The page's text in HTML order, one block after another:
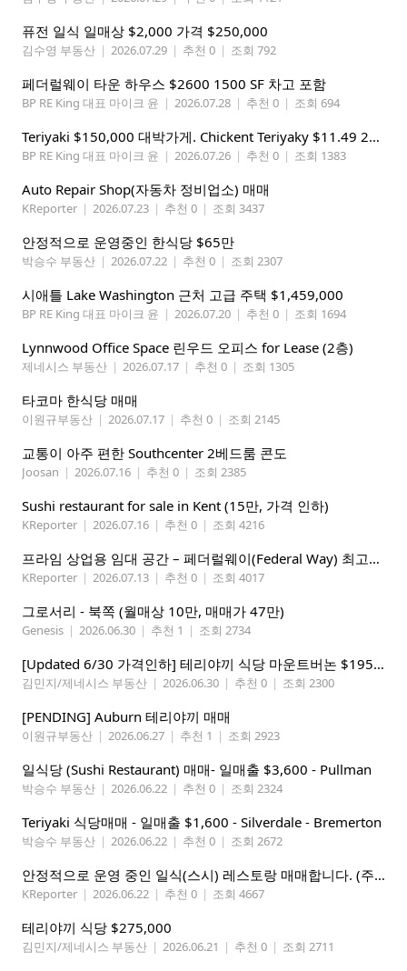
퓨전 일식 일매상 $2,000 가격 $250,000
김수영 부동산 | 2026.07.29 | 추천 0 | 조회 792
페더럴웨이 타운 하우스 $2600 1500 SF 차고 포함
BP RE King 대표 마이크 윤 | 2026.07.28 | 추천 0 | 조회 694
Teriyaki $150,000 대박가게. Chickent Teriyaky $11.49 25 Min from Lynnwood
BP RE King 대표 마이크 윤 | 2026.07.26 | 추천 0 | 조회 1383
Auto Repair Shop(자동차 정비업소) 매매
KReporter | 2026.07.23 | 추천 0 | 조회 3437
안정적으로 운영중인 한식당 $65만
박승수 부동산 | 2026.07.22 | 추천 0 | 조회 2307
시애틀 Lake Washington 근처 고급 주택 $1,459,000
BP RE King 대표 마이크 윤 | 2026.07.20 | 추천 0 | 조회 1694
Lynnwood Office Space 린우드 오피스 for Lease (2층)
제네시스 부동산 | 2026.07.17 | 추천 0 | 조회 1305
타코마 한식당 매매
이원규부동산 | 2026.07.17 | 추천 0 | 조회 2145
교통이 아주 편한 Southcenter 2베드룸 콘도
Joosan | 2026.07.16 | 추천 0 | 조회 2385
Sushi restaurant for sale in Kent (15만, 가격 인하)
KReporter | 2026.07.16 | 추천 0 | 조회 4216
프라임 상업용 임대 공간 – 페더럴웨이(Federal Way) 최고의 가시성 입지
KReporter | 2026.07.13 | 추천 0 | 조회 4017
그로서리 - 북쪽 (월매상 10만, 매매가 47만)
Genesis | 2026.06.30 | 추천 1 | 조회 2734
[Updated 6/30 가격인하] 테리야끼 식당 마운트버논 $195,000
김민지/제네시스 부동산 | 2026.06.30 | 추천 0 | 조회 2300
[PENDING] Auburn 테리야끼 매매
이원규부동산 | 2026.06.27 | 추천 1 | 조회 2923
일식당 (Sushi Restaurant) 매매- 일매출 $3,600 - Pullman
박승수 부동산 | 2026.06.22 | 추천 0 | 조회 2324
Teriyaki 식당매매 - 일매출 $1,600 - Silverdale - Bremerton
박승수 부동산 | 2026.06.22 | 추천 0 | 조회 2672
안정적으로 운영 중인 일식(스시) 레스토랑 매매합니다. (주인없는 가게)
KReporter | 2026.06.22 | 추천 0 | 조회 4667
테리야끼 식당 $275,000
김민지/제네시스 부동산 | 2026.06.21 | 추천 0 | 조회 2711